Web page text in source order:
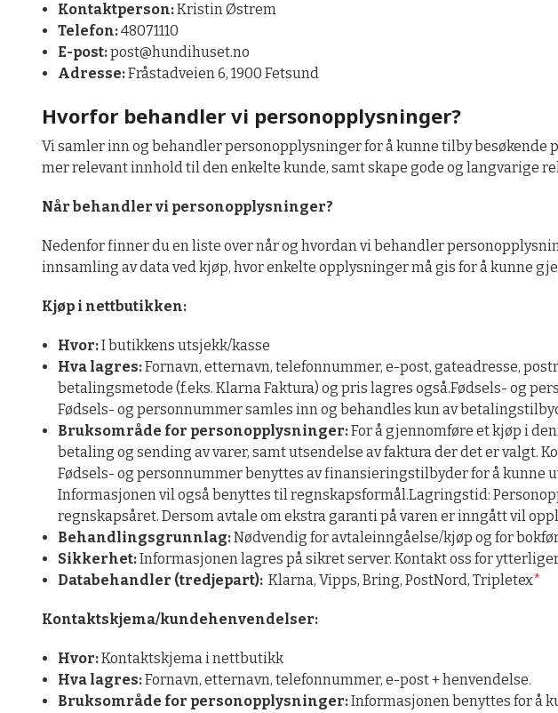
Kontaktperson:Kristin Østrem
Telefon:48071110
E-post:post@hundihuset.no
Adresse:Fråstadveien 6, 1900 Fetsund
Hvorfor behandler vi personopplysninger?
Vi samler inn og behandler personopplysninger for å kunne tilby besøkende
mer relevant innhold til den enkelte kunde, samt skape gode og langvarige
Når behandler vi personopplysninger?
Nedenfor finner du en liste over når og hvordan vi behandler
innsamling av data ved kjøp, hvor enkelte opplysninger må gis for å kunne
Kjøp i nettbutikken:
Hvor:I butikkens utsjekk/kasse
Hva lagres:Fornavn, etternavn, telefonnummer, e-post, gateadresse,
betalingsmetode (f.eks. Klarna Faktura) og pris lagres også.Fødsels- og
Fødsels- og personnummer samles inn og behandles kun av
Bruksområde for personopplysninger:For å gjennomføre et kjøp i
betaling og sending av varer, samt utsendelse av faktura der det er valgt.
Fødsels- og personnummer benyttes av finansieringstilbyder for å
Informasjonen vil også benyttes til regnskapsformål.Lagringstid:
regnskapsåret. Dersom avtale om ekstra garanti på varen er inngått vil
Behandlingsgrunnlag:Nødvendig for avtaleinngåelse/kjøp og for
Sikkerhet:Informasjonen lagres på sikret server. Kontakt oss for
Databehandler (tredjepart):Klarna, Vipps, Bring, PostNord, Tripletex*
Kontaktskjema/kundehenvendelser:
Hvor:Kontaktskjema i nettbutikk
Hva lagres:Fornavn, etternavn, telefonnummer, e-post + henvendelse.
Bruksområde for personopplysninger:Informasjonen benyttes for å